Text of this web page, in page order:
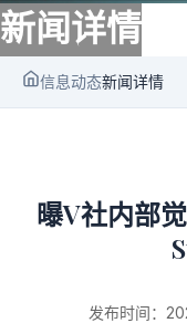
新闻详情
信息动态新闻详情
曝V社内部
发布时间：